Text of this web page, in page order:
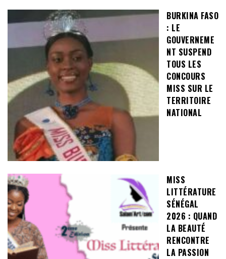
BURKINA FASO
: LE
GOUVERNEME
NT SUSPEND
TOUS LES
CONCOURS
MISS SUR LE
TERRITOIRE
NATIONAL
MISS
LITTÉRATURE
SÉNÉGAL
2026 : QUAND
LA BEAUTÉ
RENCONTRE
LA PASSION